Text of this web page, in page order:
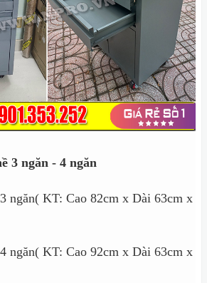
3 ngăn - 4 ngăn
ngăn( KT: Cao 82cm x Dài 63cm x
ngăn( KT: Cao 92cm x Dài 63cm x